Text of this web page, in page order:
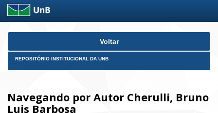
Skip
Voltar
REPOSITÓRIO INSTITUCIONAL DA UNB
Navegando por Autor Cherulli, Bruno
Luis Barbosa